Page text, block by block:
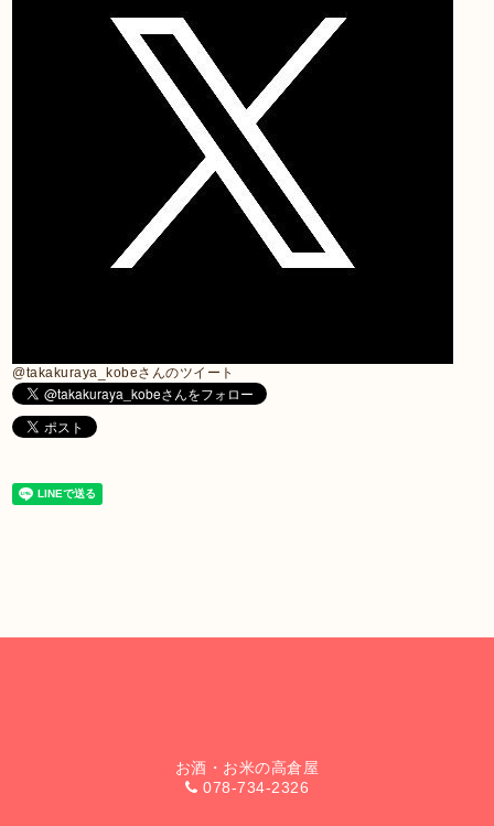
@takakuraya_kobeさんのツイート
お酒・お米の高倉屋
078-734-2326